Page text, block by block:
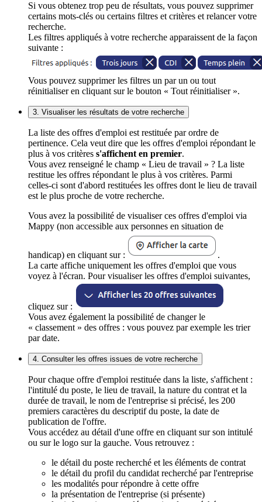
Si vous obtenez trop peu de résultats, vous pouvez supprimer
certains mots-clés ou certains filtres et critères et relancer votre
recherche.
Les filtres appliqués à votre recherche apparaissent de la façon
suivante :
Vous pouvez supprimer les filtres un par un ou tout
réinitialiser en cliquant sur le bouton « Tout réinitialiser ».
3. Visualiser les résultats de votre recherche
La liste des offres d'emploi est restituée par ordre de
pertinence. Cela veut dire que les offres d'emploi répondant le
plus à vos critères s'affichent en premier.
Vous avez renseigné le champ « Lieu de travail » ? La liste
restitue les offres répondant le plus à vos critères. Parmi
celles-ci sont d'abord restituées les offres dont le lieu de travail
est le plus proche de votre recherche.
Vous avez la possibilité de visualiser ces offres d'emploi via
Mappy (non accessible aux personnes en situation de
handicap) en cliquant sur :
.
La carte affiche uniquement les offres d'emploi que vous
voyez à l'écran. Pour visualiser les offres d'emploi suivantes,
cliquez sur :
Vous avez également la possibilité de changer le
« classement » des offres : vous pouvez par exemple les trier
par date.
4. Consulter les offres issues de votre recherche
Pour chaque offre d'emploi restituée dans la liste, s'affichent :
l'intitulé du poste, le lieu de travail, la nature du contrat et la
durée de travail, le nom de l'entreprise si précisé, les 200
premiers caractères du descriptif du poste, la date de
publication de l'offre.
Vous accédez au détail d'une offre en cliquant sur son intitulé
ou sur le logo sur la gauche. Vous retrouvez :
le détail du poste recherché et les éléments de contrat
le détail du profil du candidat recherché par l'entreprise
les modalités pour répondre à cette offre
la présentation de l'entreprise (si présente)